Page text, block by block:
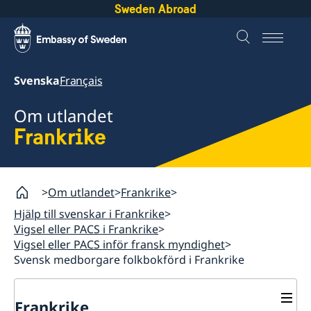
Sweden Abroad
SvenskaFrançais
Om utlandet
Frankrike
Om utlandet Frankrike
Hjälp till svenskar i Frankrike
Vigsel eller PACS i Frankrike
Vigsel eller PACS inför fransk myndighet
Svensk medborgare folkbokförd i Frankrike
Frankrike